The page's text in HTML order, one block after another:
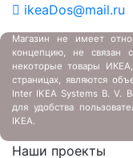
ikeaDos@mail.ru
Магазин не имеет
концепцию, не связан
некоторые товары
страницах, являются
Inter IKEA Systems B. V.
для удобства
IKEA.
Наши проекты